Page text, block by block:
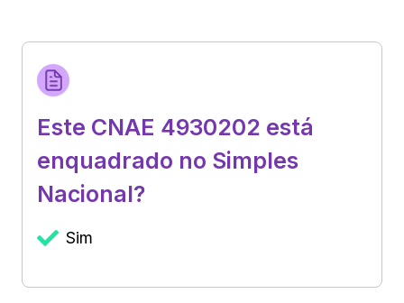
Este CNAE 4930202 está
enquadrado no Simples
Nacional?
Sim